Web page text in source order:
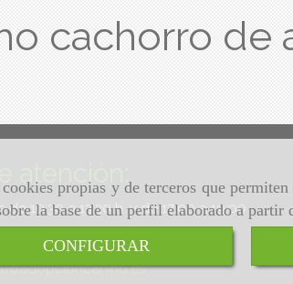
propias y de terceros que
la base de un perfil elaborado a
CONFIGURAR
cachorro de
atención:
10:30 a 13:30 h. y de 17:00 a 19:00
de 10:30 a 13:30 h.